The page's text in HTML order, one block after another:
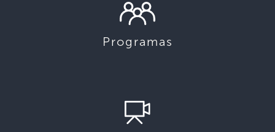
Programas